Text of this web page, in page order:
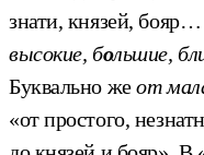
знати, князей,
высокие, большие,
Буквально жеот
«от простого,